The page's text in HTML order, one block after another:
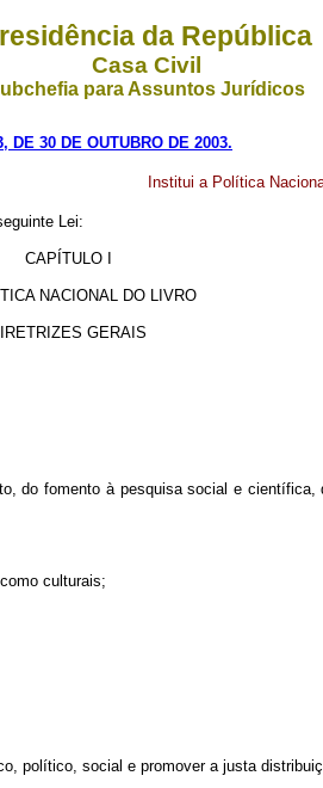
da República
Casa Civil
para Assuntos Jurídicos
DE 30 DE OUTUBRO DE 2003.
Institui a Política
Lei:
CAPÍTULO I
NACIONAL DO LIVRO
GERAIS
à pesquisa social e científica,
culturais;
social e promover a justa